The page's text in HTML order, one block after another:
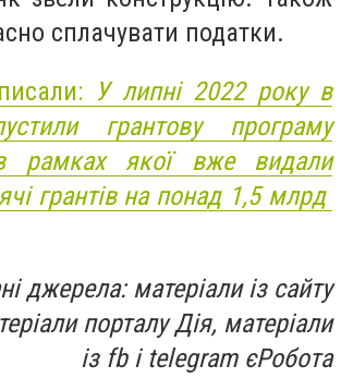
сплачувати податки.
У липні 2022 року в
грантову програму
рамках якої вже видали
грантів на понад 1,5 млрд
джерела: матеріали із сайту
порталу Дія, матеріали
із fb і telegram єРобота